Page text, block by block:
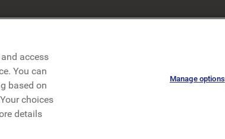
legal Términos y condiciones
access
You can
based on
choices
details
Manage options